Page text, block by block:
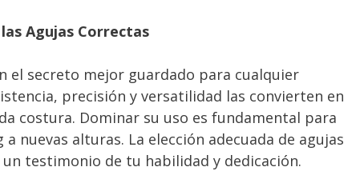
Agujas Correctas
el secreto mejor guardado para cualquier
precisión y versatilidad las convierten en
costura. Dominar su uso es fundamental para
nuevas alturas. La elección adecuada de agujas
testimonio de tu habilidad y dedicación.